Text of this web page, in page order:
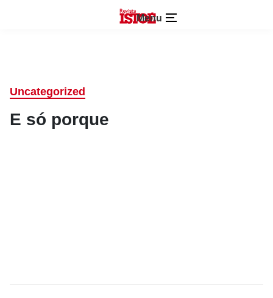
Menu
Uncategorized
E só porque